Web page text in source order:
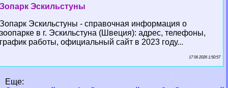
Зопарк Эскильстуны
Зопарк Эскильстуны - справочная информация о
зоопарке в г. Эскильстуна (Швеция): адрес, телефоны,
график работы, официальный сайт в 2023 году...
17 06 2026 1:50:57
Еще: